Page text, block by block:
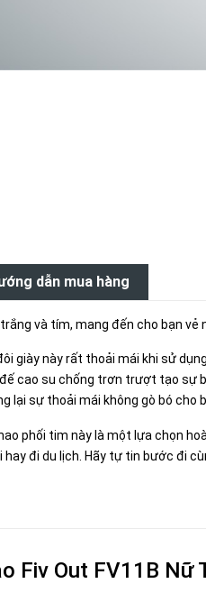
dẫn mua hàng
và tím, mang đến cho bạn vẻ
giày này rất thoải mái khi sử dụng.
cao su chống trơn trượt tạo sự
lại sự thoải mái không gò bó
phối tim này là một lựa chọn
đi du lịch. Hãy tự tin bước đi
Fiv Out FV11B Nữ